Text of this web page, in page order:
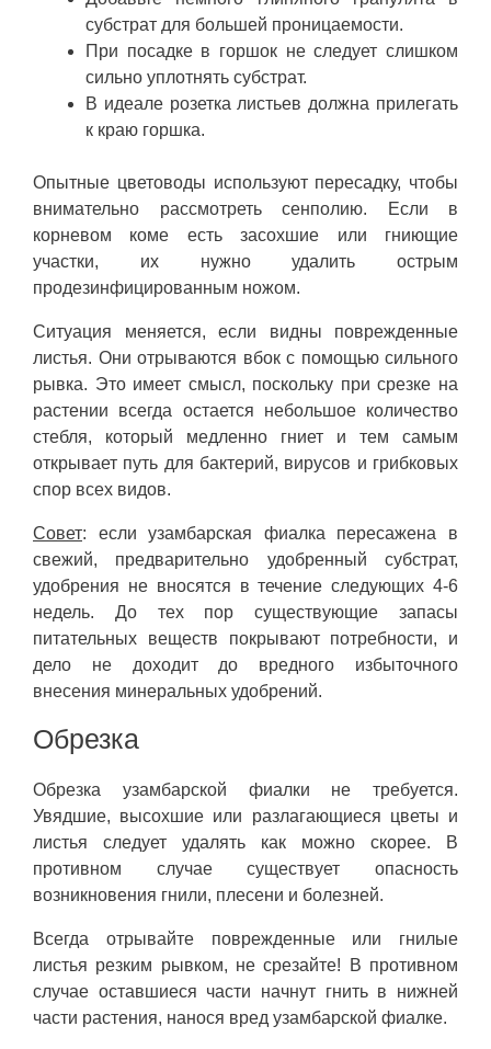
субстрат для большей проницаемости.
При посадке в горшок не следует слишком
сильно уплотнять субстрат.
В идеале розетка листьев должна прилегать
к краю горшка.
Опытные цветоводы используют пересадку, чтобы
внимательно рассмотреть сенполию. Если в
корневом коме есть засохшие или гниющие
участки, их нужно удалить острым
продезинфицированным ножом.
Ситуация меняется, если видны поврежденные
листья. Они отрываются вбок с помощью сильного
рывка. Это имеет смысл, поскольку при срезке на
растении всегда остается небольшое количество
стебля, который медленно гниет и тем самым
открывает путь для бактерий, вирусов и грибковых
спор всех видов.
Совет: если узамбарская фиалка пересажена в
свежий, предварительно удобренный субстрат,
удобрения не вносятся в течение следующих 4-6
недель. До тех пор существующие запасы
питательных веществ покрывают потребности, и
дело не доходит до вредного избыточного
внесения минеральных удобрений.
Обрезка
Обрезка узамбарской фиалки не требуется.
Увядшие, высохшие или разлагающиеся цветы и
листья следует удалять как можно скорее. В
противном случае существует опасность
возникновения гнили, плесени и болезней.
Всегда отрывайте поврежденные или гнилые
листья резким рывком, не срезайте! В противном
случае оставшиеся части начнут гнить в нижней
части растения, нанося вред узамбарской фиалке.